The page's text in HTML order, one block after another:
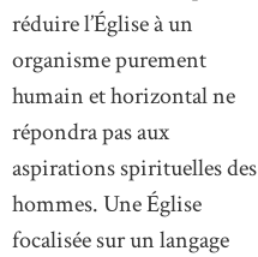
réduire l’Église à un
organisme purement
humain et horizontal ne
répondra pas aux
aspirations spirituelles des
hommes. Une Église
focalisée sur un langage